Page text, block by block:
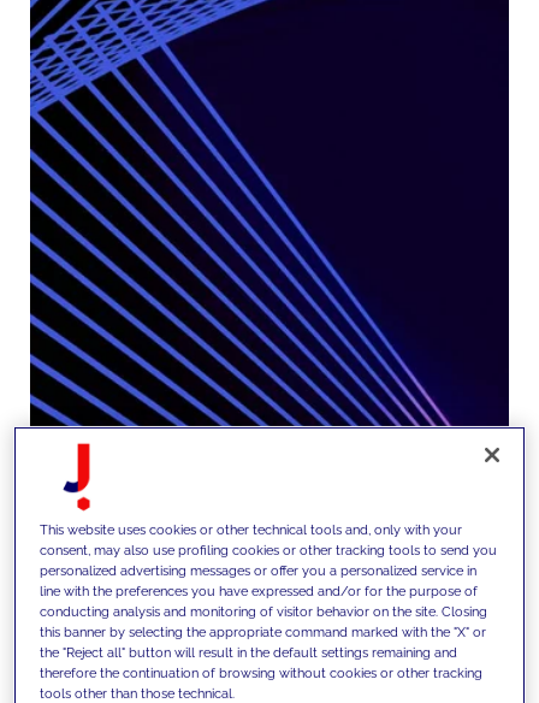
Wir konzipieren und produzieren
This website uses cookies or other technical tools and, only with your
consent, may also use profiling cookies or other tracking tools to send you
personalized advertising messages or offer you a personalized service in
line with the preferences you have expressed and/or for the purpose of
conducting analysis and monitoring of visitor behavior on the site. Closing
this banner by selecting the appropriate command marked with the "X" or
the "Reject all" button will result in the default settings remaining and
therefore the continuation of browsing without cookies or other tracking
tools other than those technical.